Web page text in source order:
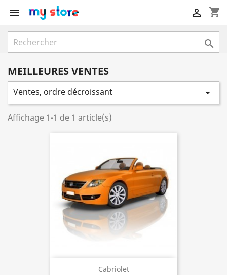
 shopping_cart


MEILLEURES VENTES
Ventes, ordre décroissant 
Affichage 1-1 de 1 article(s)
Cabriolet